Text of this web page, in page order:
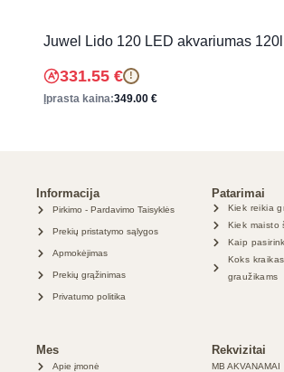
Juwel Lido 120 LED akvariumas
331.55 € !
Įprasta kaina:349.00 €
Informacija
Pirkimo - Pardavimo Taisyklės
Prekių pristatymo sąlygos
Apmokėjimas
Prekių grąžinimas
Privatumo politika
Patarimai
Kiek reikia
Kiek maisto
Kaip
Koks
graužikams
Mes
Apie įmonė
Rekvizitai
MB AKVANAMAI